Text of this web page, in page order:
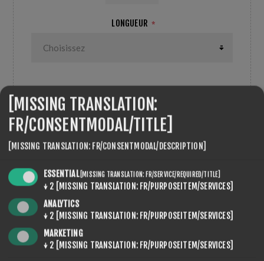
LONGUEUR *
QUANTITÉ: AJOUTER AU PANIER
[MISSING TRANSLATION:
FR/CONSENTMODAL/TITLE]
[MISSING TRANSLATION: FR/CONSENTMODAL/DESCRIPTION]
ESSENTIAL [MISSING TRANSLATION: FR/SERVICE/REQUIRED/TITLE]
↓ 2 [MISSING TRANSLATION: FR/PURPOSEITEM/SERVICES]
ANALYTICS
↓ 2 [MISSING TRANSLATION: FR/PURPOSEITEM/SERVICES]
MARKETING
↓ 2 [MISSING TRANSLATION: FR/PURPOSEITEM/SERVICES]